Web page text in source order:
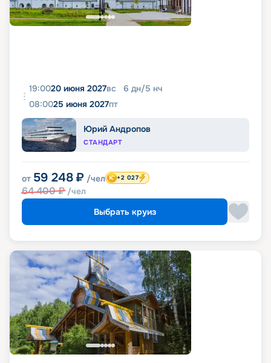
19:0020 июня 2027вс 6 дн/5 нч
08:0025 июня 2027пт
Юрий Андропов
СТАНДАРТ
от 59 248 ₽ /чел
64 400₽ /чел
+2 027
Выбрать круиз